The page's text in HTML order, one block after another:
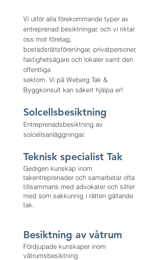
Vi utför alla förekommande typer av
entreprenad besiktningar, och vi riktar
oss mot företag,
bostadsrättsföreningar, privatpersoner,
fastighetsägare och lokaler samt den
offentliga
sektorn. Vi på Weberg Tak &
Byggkonsult kan säkert hjälpa er!
Solcellsbesiktning
Entreprenadsbesiktning av
solcellsanläggningar.
Teknisk specialist Tak
Gedigen kunskap inom
takentreprenader och samarbetar ofta
tillsammans med advokater och sitter
med som sakkunnig i rätten gällande
tak.
Besiktning av våtrum
Fördjupade kunskaper inom
våtrumsbesiktning.